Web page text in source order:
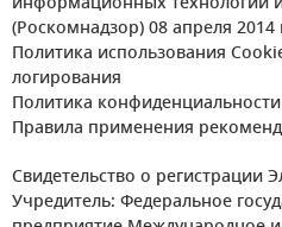
(Роскомнадзор) 08 апреля 2014
Политика использования
логирования
Политика конфиденциальности
Правила применения
Свидетельство о регистрации
Учредитель: Федеральное